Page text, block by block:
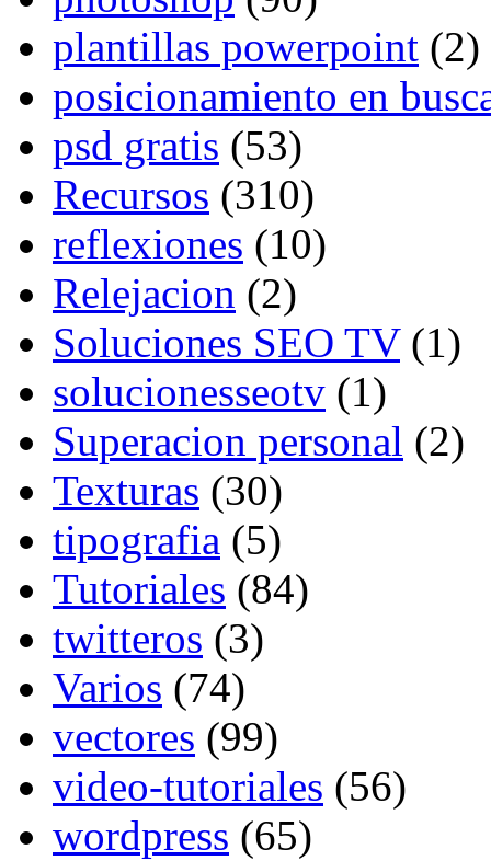
plantillas powerpoint (2)
posicionamiento en
psd gratis (53)
Recursos (310)
reflexiones (10)
Relejacion (2)
Soluciones SEO TV(1)
solucionesseotv (1)
Superacion personal (2)
Texturas (30)
tipografia (5)
Tutoriales (84)
twitteros (3)
Varios (74)
vectores (99)
video-tutoriales (56)
wordpress (65)